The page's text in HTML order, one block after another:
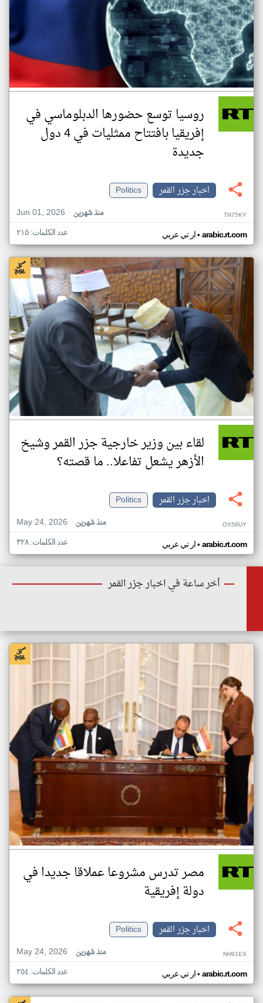
روسيا توسع حضورها الدبلوماسي في
إفريقيا بافتتاح ممثليات في 4 دول
جديدة
اخبار جزر القمر
Politics
Jun 01, 2026
منذ شهرين TN75KY
ار تي عربي• arabic.rt.com عدد الكلمات: ٢١٥
لقاء بين وزير خارجية جزر القمر وشيخ
الأزهر يشعل تفاعلا.. ما قصته؟
اخبار جزر القمر
Politics
May 24, 2026
منذ شهرين OX58UY
ار تي عربي• arabic.rt.com عدد الكلمات: ٣٢٨
أخر ساعة في اخبار جزر القمر
مصر تدرس مشروعا عملاقا جديدا في
دولة إفريقية
اخبار جزر القمر
Politics
May 24, 2026
منذ شهرين NH91ES
ار تي عربي• arabic.rt.com عدد الكلمات: ٢٥٤